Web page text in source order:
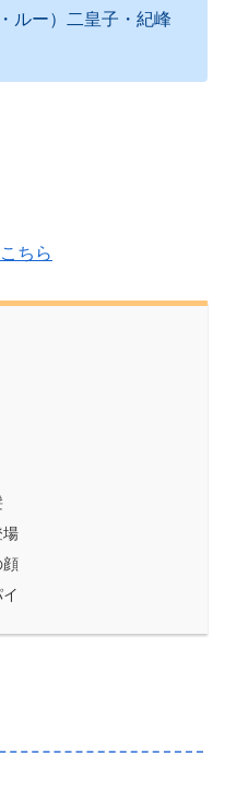
ルー）二皇子・紀峰
ちら
場
顔